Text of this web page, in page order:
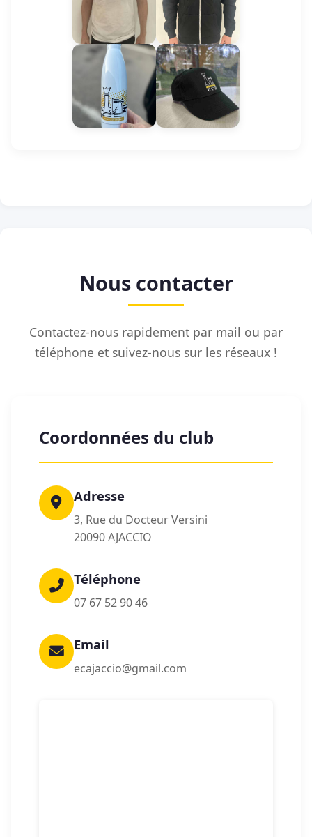
Nous contacter
Contactez-nous rapidement par mail ou par
téléphone et suivez-nous sur les réseaux !
Coordonnées du club
Adresse
3, Rue du Docteur Versini
20090 AJACCIO
Téléphone
07 67 52 90 46
Email
ecajaccio@gmail.com